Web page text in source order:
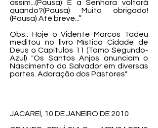
assim...(Pausa) E a Senhora voltará
quando?(Pausa) Muito obrigado!
(Pausa) Até breve...”
Obs.: Hoje o Vidente Marcos Tadeu
meditou no livro Mística Cidade de
Deus o Capítulos 11 (Tomo Segundo-
Azul) "Os Santos Anjos anunciam o
Nascimento do Salvador em diversas
partes. Adoração dos Pastores"
JACAREÍ, 10 DE JANEIRO DE 2010